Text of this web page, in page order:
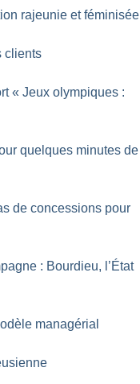
rajeunie et féminisée
clients
« Jeux olympiques :
quelques minutes de
de concessions pour
: Bourdieu, l’État
managérial